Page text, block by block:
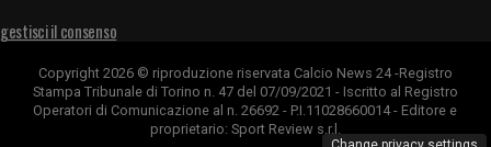
gestisci il consenso
Copyright 2026 © riproduzione riservata Calcio News 24 -Registro
Stampa Tribunale di Torino n. 47 del 07/09/2021 - Iscritto al Registro
Operatori di Comunicazione al n. 26692 - P.I.11028660014 - Editore e
proprietario: Sport Review s.r.l.